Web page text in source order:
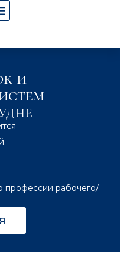
и
профессии рабочего/